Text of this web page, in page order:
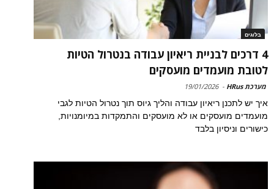
בלוגים
4 דרכים לבניית ריאיון עבודה בנטרול הטיות
לטובת מועמדים מועסקים
מערכת HRus -
19/01/2026
איך יש לתכנן ריאיון עבודה והליך גיוס תוך נטרול הטיות לגבי
מועמדים מועסקים או לא מועסקים והתמקדות במיומנויות,
כישורים וניסיון בלבד